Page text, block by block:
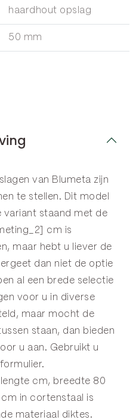
haardhout opslag
50 mm
van Blumeta zijn
te stellen. Dit model
variant staand met de
cm is
maar hebt u liever de
dan niet de optie
al een brede selectie
voor u in diverse
maar mocht de
staan, dan bieden
u aan. Gebruikt u
.
cm, breedte 80
in cortenstaal is
materiaal diktes.